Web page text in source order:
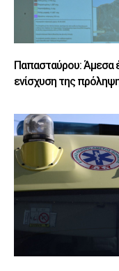
Παπασταύρου: Άμεσα
ενίσχυση της